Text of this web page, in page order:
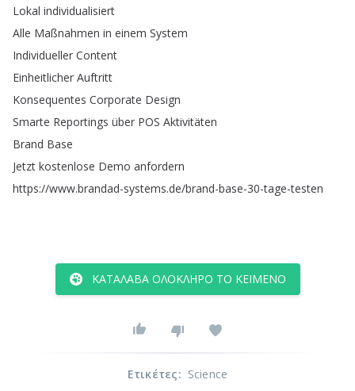
Lokal individualisiert
Alle Maßnahmen in einem System
Individueller Content
Einheitlicher Auftritt
Konsequentes Corporate Design
Smarte Reportings über POS Aktivitäten
Brand Base
Jetzt kostenlose Demo anfordern
https://www.brandad-systems.de/brand-base-30-tage-testen
ΚΑΤΆΛΑΒΑ ΟΛΌΚΛΗΡΟ ΤΟ ΚΕΊΜΕΝΟ
Ετικέτες: Science